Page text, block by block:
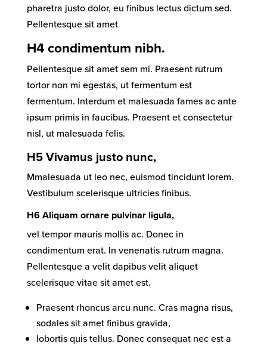
pharetra justo dolor, eu finibus lectus dictum sed.
Pellentesque sit amet
H4 condimentum nibh.
Pellentesque sit amet sem mi. Praesent rutrum
tortor non mi egestas, ut fermentum est
fermentum. Interdum et malesuada fames ac ante
ipsum primis in faucibus. Praesent et consectetur
nisl, ut malesuada felis.
H5 Vivamus justo nunc,
Mmalesuada ut leo nec, euismod tincidunt lorem.
Vestibulum scelerisque ultricies finibus.
H6 Aliquam ornare pulvinar ligula,
vel tempor mauris mollis ac. Donec in
condimentum erat. In venenatis rutrum magna.
Pellentesque a velit dapibus velit aliquet
scelerisque vitae sit amet est.
Praesent rhoncus arcu nunc. Cras magna risus,
sodales sit amet finibus gravida,
lobortis quis tellus. Donec consequat nec est a